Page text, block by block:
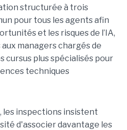
structurée à trois
pour tous les agents afin
et les risques de l’IA,
managers chargés de
cursus plus spécialisés pour
techniques
les inspections insistent
d'associer davantage les